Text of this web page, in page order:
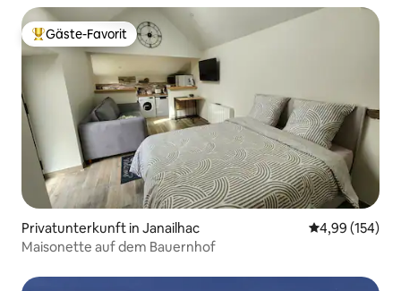
Beliebter Gäste-Favorit.
Gäste-Favorit
Privatunterkunft in Janailhac
4,99 (154)
Maisonette auf dem Bauernhof